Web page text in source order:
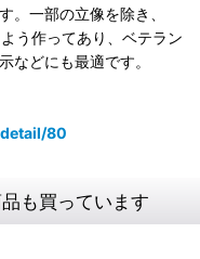
。一部の立像を除き、
う作ってあり、ベテラン
などにも最適です。
80
も買っています